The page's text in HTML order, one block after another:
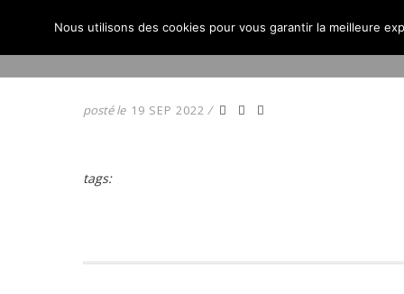
ACCUEIL
posté le 19 SEP 2022 /
tags:
Nous utilisons des cookies pour vous garantir la meilleure